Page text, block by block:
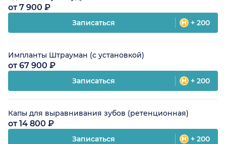
от 7 900 ₽
Записаться + 200
Импланты Штрауман (с установкой)
от 67 900 ₽
Записаться + 200
Капы для выравнивания зубов (ретенционная)
от 14 800 ₽
Записаться + 200